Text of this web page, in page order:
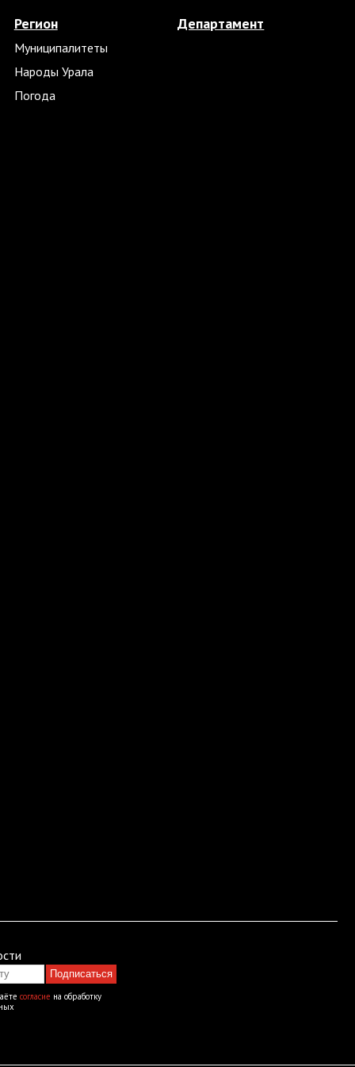
Регион
Муниципалитеты
Народы Урала
Погода
Департамент
Подписаться
согласие на обработку